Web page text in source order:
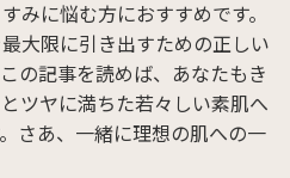
みに悩む方におすすめです。
大限に引き出すための正しい
の記事を読めば、あなたもき
ツヤに満ちた若々しい素肌へ
さあ、一緒に理想の肌への一